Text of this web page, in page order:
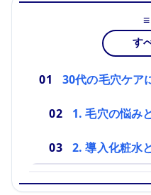
す
30代の毛穴ケア
1. 毛穴の悩み
2. 導入化粧水